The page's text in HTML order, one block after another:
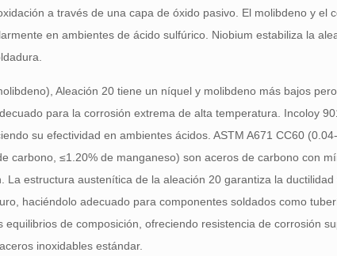
a través de una capa de óxido pasivo. El molibdeno y el
en ambientes de ácido sulfúrico. Niobium estabiliza la
Aleación 20 tiene un níquel y molibdeno más bajos
para la corrosión extrema de alta temperatura. Incoloy
su efectividad en ambientes ácidos. ASTM A671 CC60
carbono, ≤1.20% de manganeso) son aceros de carbono con
estructura austenítica de la aleación 20 garantiza la
haciéndolo adecuado para componentes soldados como
de composición, ofreciendo resistencia de corrosión
inoxidables estándar.